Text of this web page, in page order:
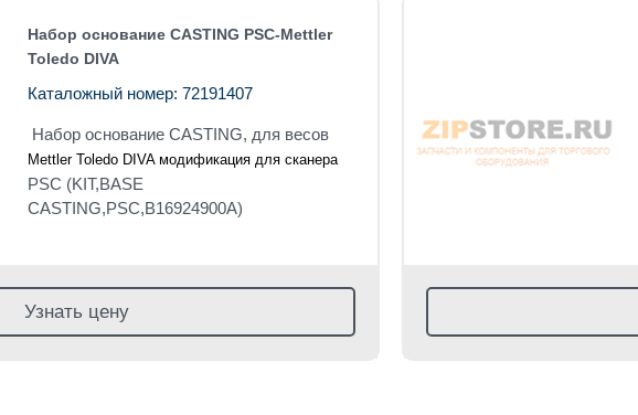
Набор основание CASTING PSC-Mettler
Toledo DIVA
Каталожный номер: 72191407
Набор основание CASTING, для весов
Mettler Toledo DIVA модификация для сканера
PSC (KIT,BASE
CASTING,PSC,B16924900A)
Узнать цену